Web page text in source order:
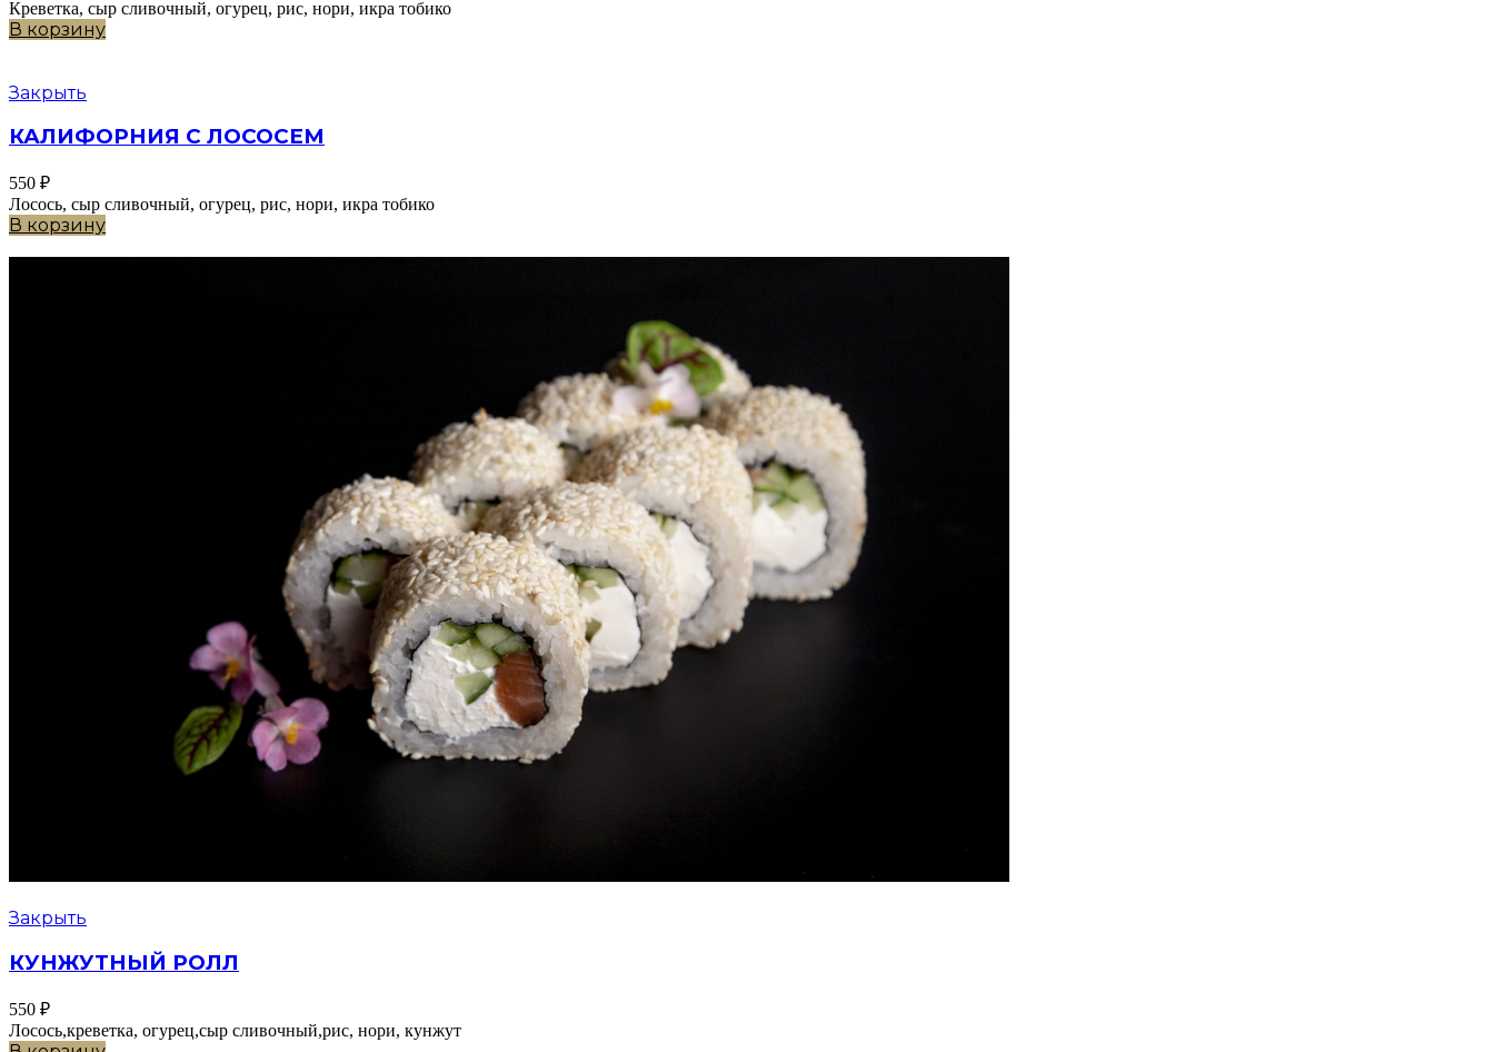
Креветка, сыр сливочный, огурец, рис, нори, икра тобико
В корзину
Закрыть
КАЛИФОРНИЯ С ЛОСОСЕМ
550 ₽
Лосось, сыр сливочный, огурец, рис, нори, икра тобико
В корзину
Закрыть
КУНЖУТНЫЙ РОЛЛ
550 ₽
Лосось,креветка, огурец,сыр сливочный,рис, нори, кунжут